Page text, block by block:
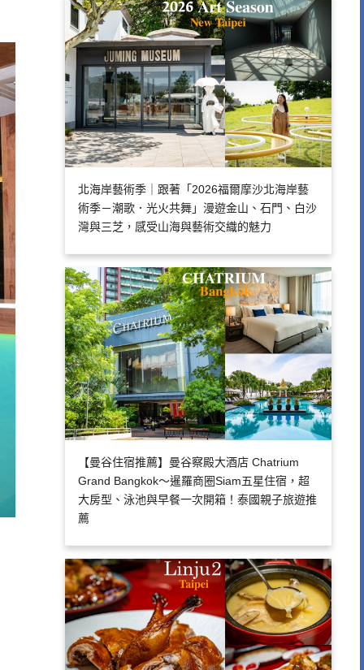
北海岸藝術季｜跟著「2026福爾摩沙北海岸藝
術季－潮歌．光火共舞」漫遊金山、石門、白沙
灣與三芝，感受山海與藝術交織的魅力
【曼谷住宿推薦】曼谷察殿大酒店 Chatrium
Grand Bangkok～暹羅商圈Siam五星住宿，超
大房型、泳池與早餐一次開箱！泰國親子旅遊推
薦